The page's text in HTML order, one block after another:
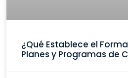
¿Qué Establece el
Planes y Programas de